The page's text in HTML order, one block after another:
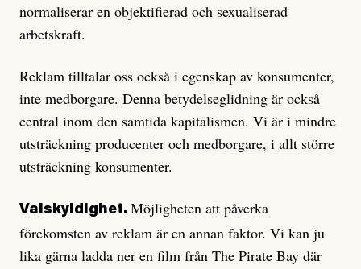
normaliserar en objektifierad och sexualiserad
arbetskraft.
Reklam tilltalar oss också i egenskap av konsumenter,
inte medborgare. Denna betydelse­glidning är också
central inom den samtida kapitalismen. Vi är i mindre
utsträckning producenter och medborgare, i allt större
utsträckning konsumenter.
Valskyldighet. Möjligheten att påverka
förekomsten av reklam är en annan faktor. Vi kan ju
lika gärna ladda ner en film från The Pirate Bay där